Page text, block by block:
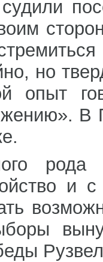
судили
но
опыт
рода
и